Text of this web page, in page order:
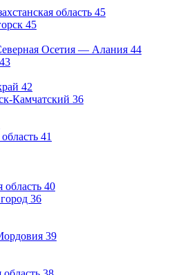
область 45
45
Осетия — Алания 44
43
42
Камчатский 36
41
область 40
36
39